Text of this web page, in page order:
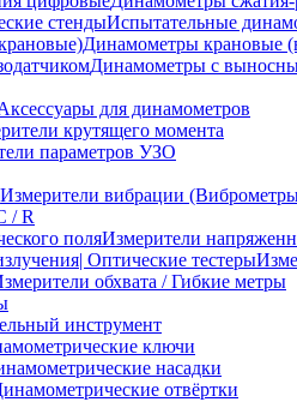
Испытательные
Динамометры крановые
Динамометры с
для динамометров
крутящего момента
параметров УЗО
Измерители вибрации
/ R
Измерители
обхвата / Гибкие метры
инструмент
ключи
насадки
отвёртки